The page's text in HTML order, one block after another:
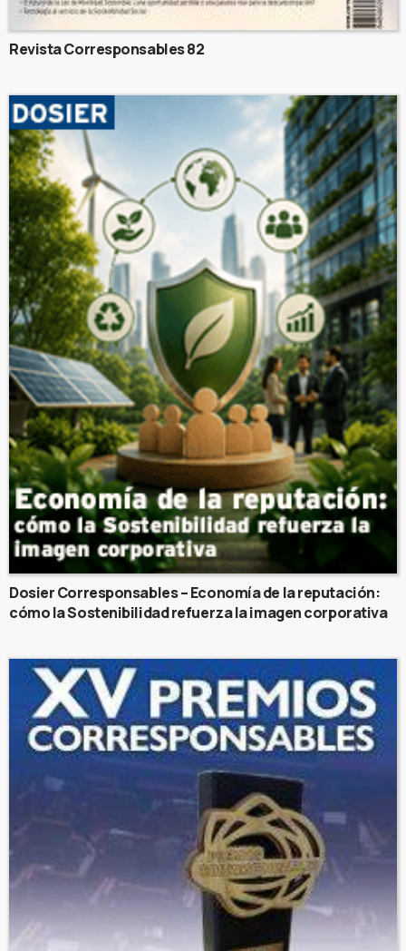
Revista Corresponsables 82
Dosier Corresponsables – Economía de la reputación:
cómo la Sostenibilidad refuerza la imagen corporativa